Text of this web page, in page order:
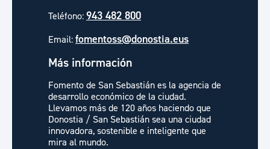
Teléfono: 943 482 800
Email: fomentoss@donostia.eus
Más información
Fomento de San Sebastián es la agencia de
desarrollo económico de la ciudad.
Llevamos más de 120 años haciendo que
Donostia / San Sebastián sea una ciudad
innovadora, sostenible e inteligente que
mira al mundo.